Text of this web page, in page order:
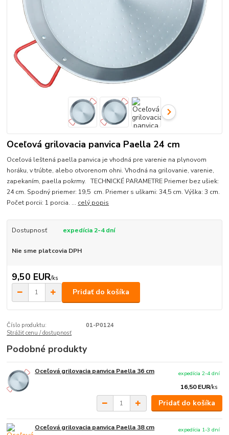
Oceľová grilovacia panvica Paella 24 cm
Oceľová leštená paella panvica je vhodná pre varenie na plynovom
horáku, v trúbte, alebo otvorenom ohni. Vhodná na grilovanie, varenie,
zapekaním, paella pokrmy. TECHNICKÉ PARAMETRE Priemer bez ušiek:
24 cm. Spodný priemer: 19,5 cm. Priemer s uškami: 34,5 cm. Výška: 3 cm.
Počet porcii: 1 porcia. ... celý popis
Dostupnosť expedícia 2-4 dní
Nie sme platcovia DPH
9,50 EUR/ks
Pridať do košíka
Číslo produktu:
01-P0124
Strážiť cenu / dostupnosť
Podobné produkty
Oceľová grilovacia panvica Paella 36 cm
16,50 EUR/ks
expedícia 2-4 dní
Pridať do košíka
Oceľová grilovacia panvica Paella 38 cm
expedícia 1-3 dní